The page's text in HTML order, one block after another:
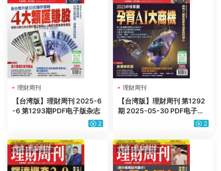
理財周刊
【台湾版】理財周刊 2025-6
-6 第1293期PDF电子版杂志
2
理財周刊
【台湾版】理財周刊 第1292
期 2025-05-30 PDF电子版
2
中文-商业财经 中文-商业财经